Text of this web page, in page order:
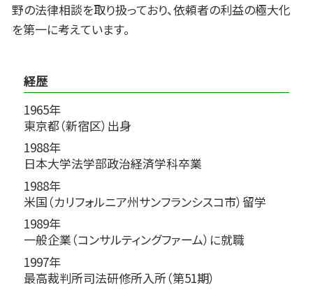
野の法律相談を取り扱っており、依頼者の利益の極大化
を第一に考えています。
経歴
1965年
東京都（新宿区）出身
1988年
日本大学法学部政治経済学科卒業
1988年
米国（カリフォルニア州サンフランシスコ市）留学
1989年
一般企業（コンサルティングファーム）に就職
1997年
最高裁判所司法研修所入所（第51期）